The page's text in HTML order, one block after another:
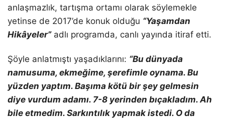
anlaşmazlık, tartışma ortamı olarak söylemekle
yetinse de 2017’de konuk olduğu “Yaşamdan
Hikâyeler”adlı programda, canlı yayında itiraf etti.
Şöyle anlatmıştı yaşadıklarını: “Bu dünyada
namusuma, ekmeğime, şerefimle oynama. Bu
yüzden yaptım. Başıma kötü bir şey gelmesin
diye vurdum adamı. 7-8 yerinden bıçakladım. Ah
bile etmedim. Sarkıntılık yapmak istedi. O da